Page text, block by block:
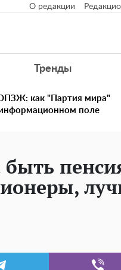
О редакции
Тренды
как "Партия мира"
информационном поле